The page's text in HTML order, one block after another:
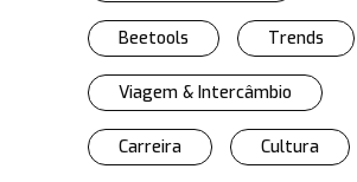
Beetools Trends
Viagem & Intercâmbio
Carreira Cultura